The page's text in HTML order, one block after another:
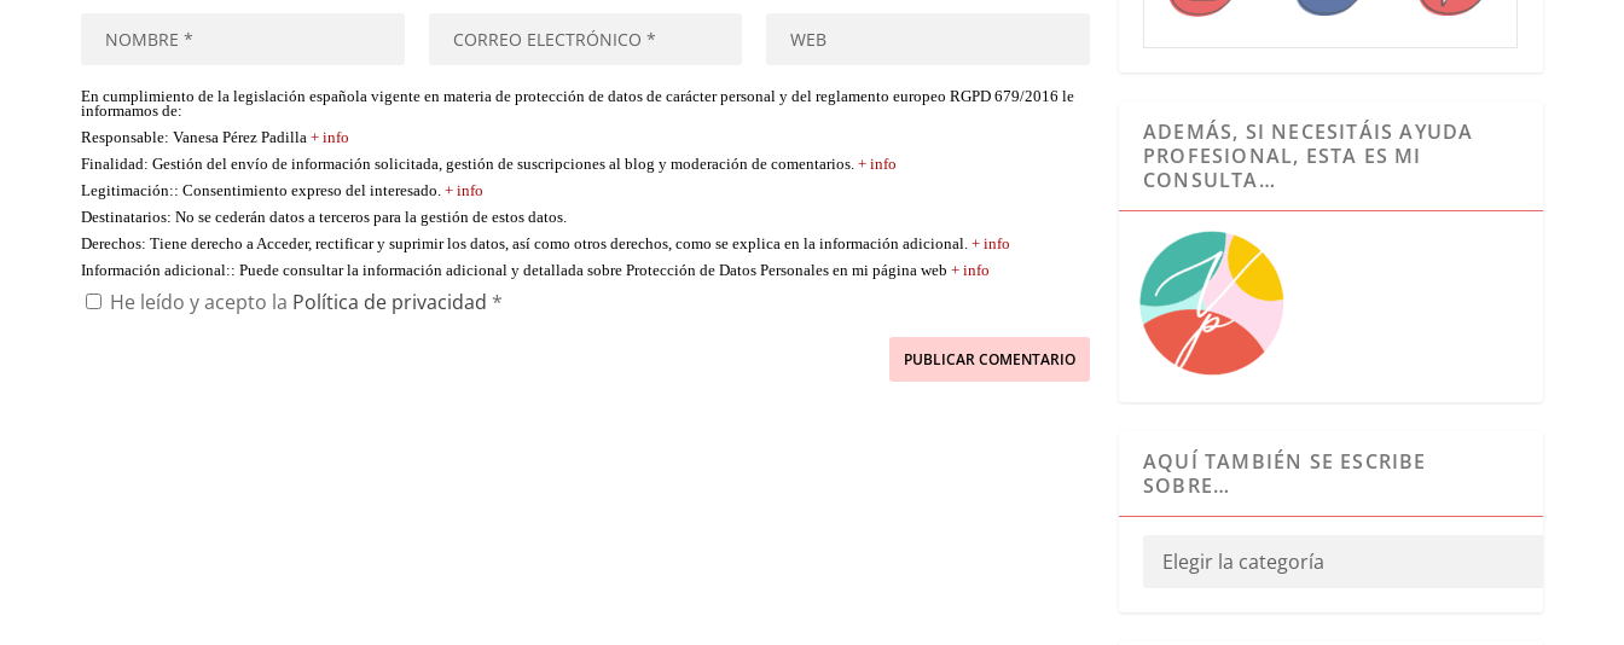
En cumplimiento de la legislación española vigente en materia de protección de datos de carácter personal y del reglamento europeo RGPD 679/2016 le
informamos de:
Responsable: Vanesa Pérez Padilla+ info
Finalidad: Gestión del envío de información solicitada, gestión de suscripciones al blog y moderación de comentarios.+ info
Legitimación:: Consentimiento expreso del interesado.+ info
Destinatarios: No se cederán datos a terceros para la gestión de estos datos.
Derechos: Tiene derecho a Acceder, rectificar y suprimir los datos, así como otros derechos, como se explica en la información adicional.+ info
Información adicional:: Puede consultar la información adicional y detallada sobre Protección de Datos Personales en mi página web+ info
He leído y acepto la Política de privacidad *
ADEMÁS, SI NECESITÁIS AYUDA
PROFESIONAL, ESTA ES MI
CONSULTA…
AQUÍ TAMBIÉN SE ESCRIBE
SOBRE…